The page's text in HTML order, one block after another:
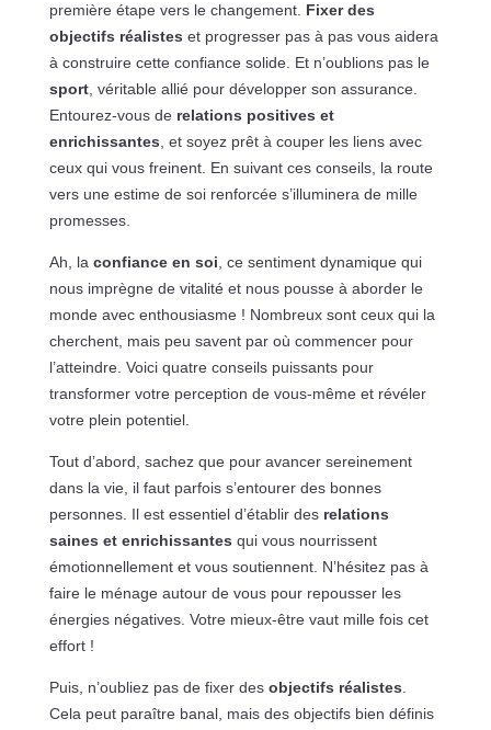
première étape vers le changement. Fixer des
objectifs réalistes et progresser pas à pas vous aidera
à construire cette confiance solide. Et n’oublions pas le
sport, véritable allié pour développer son assurance.
Entourez-vous de relations positives et
enrichissantes , et soyez prêt à couper les liens avec
ceux qui vous freinent. En suivant ces conseils, la route
vers une estime de soi renforcée s’illuminera de mille
promesses.
Ah, la confiance en soi , ce sentiment dynamique qui
nous imprègne de vitalité et nous pousse à aborder le
monde avec enthousiasme ! Nombreux sont ceux qui la
cherchent, mais peu savent par où commencer pour
l’atteindre. Voici quatre conseils puissants pour
transformer votre perception de vous-même et révéler
votre plein potentiel.
Tout d’abord, sachez que pour avancer sereinement
dans la vie, il faut parfois s’entourer des bonnes
personnes. Il est essentiel d’établir des relations
saines et enrichissantes qui vous nourrissent
émotionnellement et vous soutiennent. N’hésitez pas à
faire le ménage autour de vous pour repousser les
énergies négatives. Votre mieux-être vaut mille fois cet
effort !
Puis, n’oubliez pas de fixer des objectifs réalistes
Cela peut paraître banal, mais des objectifs bien définis